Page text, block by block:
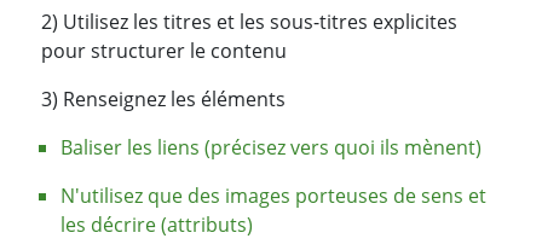
2) Utilisez les titres et les sous-titres explicites
pour structurer le contenu
3) Renseignez les éléments
Baliser les liens (précisez vers quoi ils mènent)
N'utilisez que des images porteuses de sens et
les décrire (attributs)